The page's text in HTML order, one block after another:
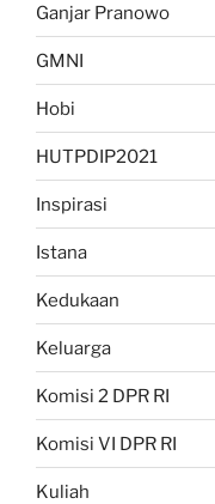
Ganjar Pranowo
GMNI
Hobi
HUTPDIP2021
Inspirasi
Istana
Kedukaan
Keluarga
Komisi 2 DPR RI
Komisi VI DPR RI
Kuliah